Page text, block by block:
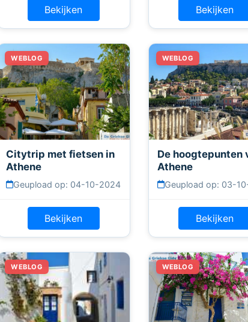
Bekijken Bekijken
Citytrip met fietsen in
Athene
Geupload op: 04-10-2024
Bekijken
De hoogtepunten
Athene
Geupload op: 03-
Bekijken